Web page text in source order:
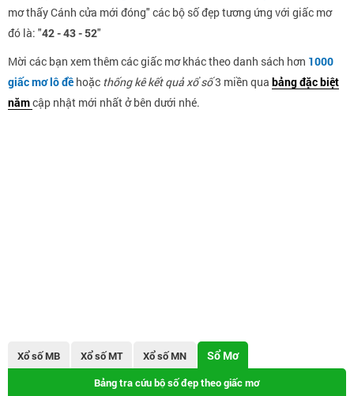
mơ thấy Cánh cửa mới đóng" các bộ số đẹp tương ứng với giấc mơ
đó là: "42 - 43 - 52"
Mời các bạn xem thêm các giấc mơ khác theo danh sách hơn 1000
giấc mơ lô đề hoặc thống kê kết quả xổ số3 miền qua bảng đặc biệt
nămcập nhật mới nhất ở bên dưới nhé.
Xổ số MB Xổ số MT Xổ số MN Sổ Mơ
Bảng tra cứu bộ số đẹp theo giấc mơ